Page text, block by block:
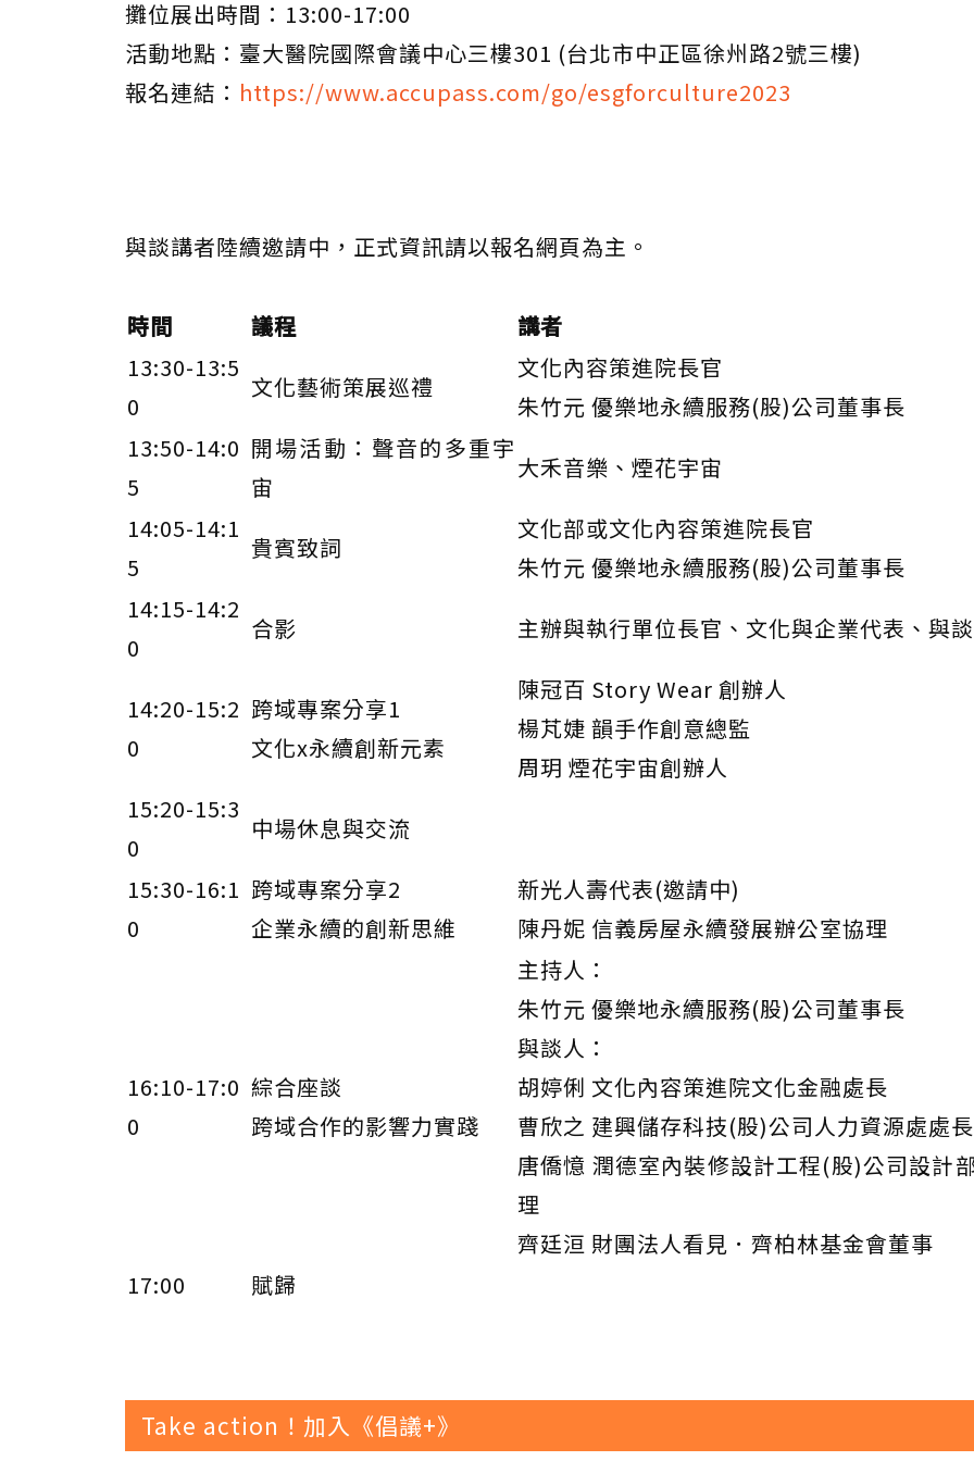
攤位展出時間：13:00-17:00
活動地點：臺大醫院國際會議中心三樓301 (台北市中正區徐州路2號三樓)
報名連結： https://www.accupass.com/go/esgforculture2023
與談講者陸續邀請中，正式資訊請以報名網頁為主。
時間 議程
講者
13:30-13:5
0
文化藝術策展巡禮
文化內容策進院長官
朱竹元 優樂地永續服務(股)公司董事長
13:50-14:0
5
開場活動：聲音的多重宇
宙
大禾音樂、煙花宇宙
14:05-14:1
5
貴賓致詞
文化部或文化內容策進院長官
朱竹元 優樂地永續服務(股)公司董事長
14:15-14:2
0
合影 主辦與執行單位長官、文化與企業代表、與
14:20-15:2
0
跨域專案分享1
文化x永續創新元素
陳冠百 Story Wear 創辦人
楊芃婕 韻手作創意總監
周玥 煙花宇宙創辦人
15:20-15:3
0
中場休息與交流
15:30-16:1
0
跨域專案分享2
企業永續的創新思維
新光人壽代表(邀請中)
陳丹妮 信義房屋永續發展辦公室協理
16:10-17:0
0
綜合座談
跨域合作的影響力實踐
主持人：
朱竹元 優樂地永續服務(股)公司董事長
與談人：
胡婷俐 文化內容策進院文化金融處長
曹欣之 建興儲存科技(股)公司人力資源處處長
唐僑憶 潤德室內裝修設計工程(股)公司設計
理
齊廷洹 財團法人看見．齊柏林基金會董事
17:00
賦歸
Take action！加入《倡議+》